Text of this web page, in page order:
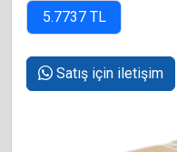
Satış için iletişim